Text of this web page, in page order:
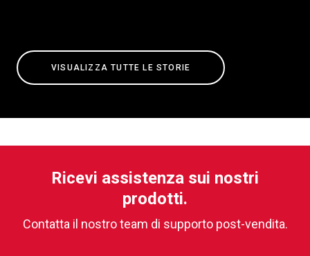
VISUALIZZA TUTTE LE STORIE
Ricevi assistenza sui nostri
prodotti.
Contatta il nostro team di supporto post-vendita.